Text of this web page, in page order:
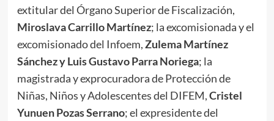
extitular del Órgano Superior de Fiscalización,
Miroslava Carrillo Martínez; la excomisionada y el
excomisionado del Infoem,Zulema Martínez
Sánchez y Luis Gustavo Parra Noriega; la
magistrada y exprocuradora de Protección de
Niñas, Niños y Adolescentes del DIFEM,Cristel
Yunuen Pozas Serrano; el expresidente del